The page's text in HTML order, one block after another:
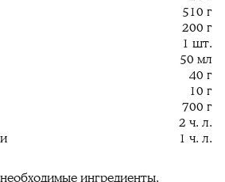
510 г
200 г
1 шт.
50 мл
40 г
10 г
700 г
2 ч. л.
1 ч. л.